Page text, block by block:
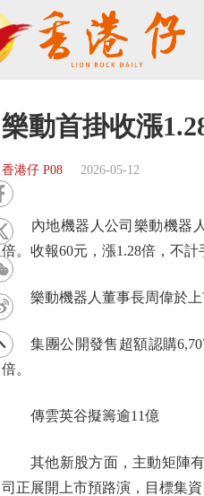
樂動首掛收漲
香港仔 P08 2026-05-12
內地機器人公司樂動機器人（
倍。收報60元，漲1.28倍，不計
樂動機器人董事長周偉於上市
集團公開發售超額認購6,707
倍。
傳雲英谷擬籌逾11億
其他新股方面，主動矩陣有
司正展開上市預路演，目標集資